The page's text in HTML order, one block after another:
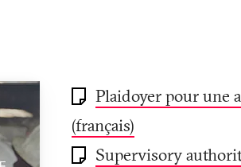
Plaidoyer pour une
(français)
Supervisory